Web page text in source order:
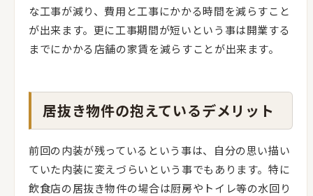
な工事が減り、費用と工事にかかる時間を減らすこと
が出来ます。更に工事期間が短いという事は開業する
までにかかる店舗の家賃を減らすことが出来ます。
居抜き物件の抱えているデメリット
前回の内装が残っているという事は、自分の思い描い
ていた内装に変えづらいという事でもあります。特に
飲食店の居抜き物件の場合は厨房やトイレ等の水回り